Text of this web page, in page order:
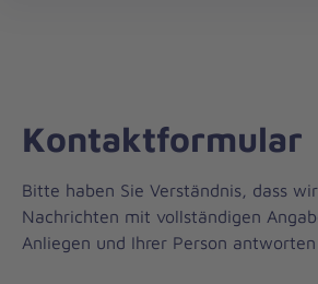
Kontaktformular
Bitte haben Sie Verständnis, dass
Nachrichten mit vollständigen
Anliegen und Ihrer Person antworten